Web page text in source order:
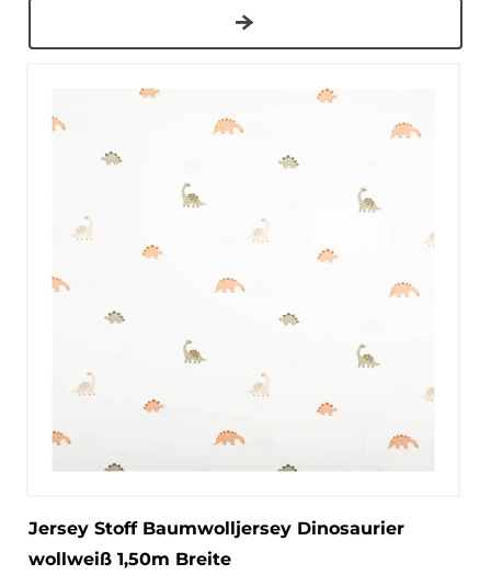
Jersey Stoff Baumwolljersey Dinosaurier
wollweiß 1,50m Breite